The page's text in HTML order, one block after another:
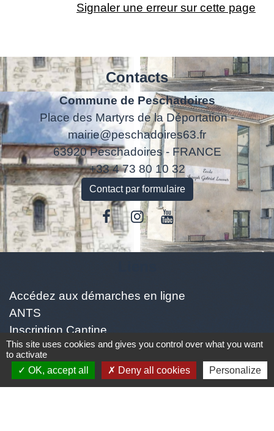
Signaler une erreur sur cette page
Contacts
Commune de Peschadoires
Place des Martyrs de la Déportation -
mairie@peschadoires63.fr
63920 Peschadoires - FRANCE
+33 4 73 80 10 32
Contact par formulaire
Accédez aux démarches en ligne
ANTS
Inscription Cantine
Jumelages
This site uses cookies and gives you control over what you want
to activate
OK, accept all
Deny all cookies Personalize